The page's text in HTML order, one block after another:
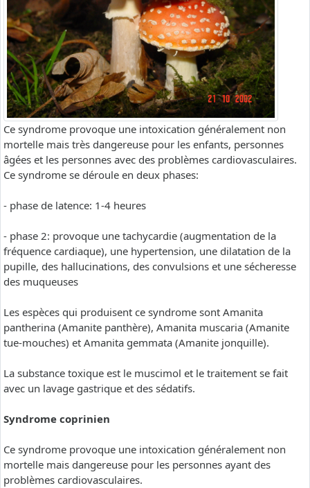
Ce syndrome provoque une intoxication généralement non
mortelle mais très dangereuse pour les enfants, personnes
âgées et les personnes avec des problèmes cardiovasculaires.
Ce syndrome se déroule en deux phases:
- phase de latence: 1-4 heures
- phase 2: provoque une tachycardie (augmentation de la
fréquence cardiaque), une hypertension, une dilatation de la
pupille, des hallucinations, des convulsions et une sécheresse
des muqueuses
Les espèces qui produisent ce syndrome sont Amanita
pantherina (Amanite panthère), Amanita muscaria (Amanite
tue-mouches) et Amanita gemmata (Amanite jonquille).
La substance toxique est le muscimol et le traitement se fait
avec un lavage gastrique et des sédatifs.
Syndrome coprinien
Ce syndrome provoque une intoxication généralement non
mortelle mais dangereuse pour les personnes ayant des
problèmes cardiovasculaires.